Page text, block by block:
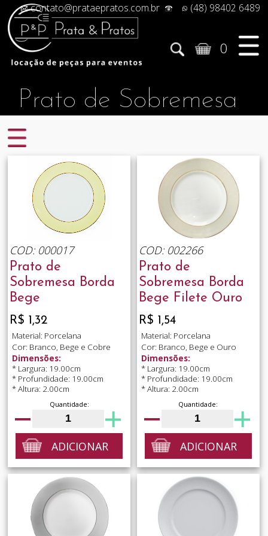
contato@prataepratos.com.br (48) 98402 6489
0
Prato de Sobremesa
COD: 000017
Prato de
Sobremesa Borda
Bege
R$ 1,32
Material: Porcelana
Cor: Branco, Bege e Cobre
Dimensões:
* Largura: 19.00cm
* Profundidade: 19.00cm
* Altura: 2.00cm
Quantidade:
ADICIONAR
COD: 002266
Prato de
Sobremesa Borda
Bege Filete Ouro
R$ 1,54
Material: Porcelana
Cor: Branco, Bege e Ouro
Dimensões:
* Largura: 19.00cm
* Profundidade: 19.00cm
* Altura: 2.00cm
Quantidade:
ADICIONAR